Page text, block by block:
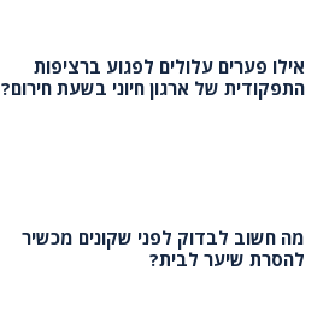
אילו פערים עלולים לפגוע ברציפות
התפקודית של ארגון חיוני בשעת חירום?
מה חשוב לבדוק לפני שקונים מכשיר
להסרת שיער לבית?